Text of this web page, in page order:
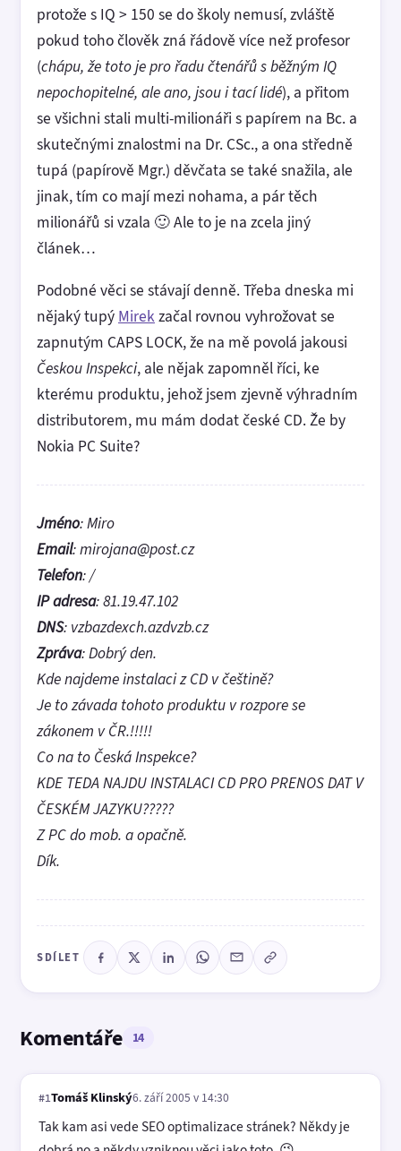
protože s IQ > 150 se do školy nemusí, zvláště
pokud toho člověk zná řádově více než profesor
(chápu, že toto je pro řadu čtenářů s běžným IQ
nepochopitelné, ale ano, jsou i tací lidé), a přitom
se všichni stali multi-milionáři s papírem na Bc. a
skutečnými znalostmi na Dr. CSc., a ona středně
tupá (papírově Mgr.) děvčata se také snažila, ale
jinak, tím co mají mezi nohama, a pár těch
milionářů si vzala 🙂 Ale to je na zcela jiný
článek…
Podobné věci se stávají denně. Třeba dneska mi
nějaký tupý Mirekzačal rovnou vyhrožovat se
zapnutým CAPS LOCK, že na mě povolá jakousi
Českou Inspekci, ale nějak zapomněl říci, ke
kterému produktu, jehož jsem zjevně výhradním
distributorem, mu mám dodat české CD. Že by
Nokia PC Suite?
Jméno: Miro
Email: mirojana@post.cz
Telefon: /
IP adresa: 81.19.47.102
DNS: vzbazdexch.azdvzb.cz
Zpráva: Dobrý den.
Kde najdeme instalaci z CD v češtině?
Je to závada tohoto produktu v rozpore se
zákonem v ČR.!!!!!
Co na to Česká Inspekce?
KDE TEDA NAJDU INSTALACI CD PRO PRENOS DAT V
ČESKÉM JAZYKU?????
Z PC do mob. a opačně.
Dík.
SDÍLET
Komentáře 14
#1Tomáš Klinský6. září 2005 v 14:30
Tak kam asi vede SEO optimalizace stránek? Někdy je